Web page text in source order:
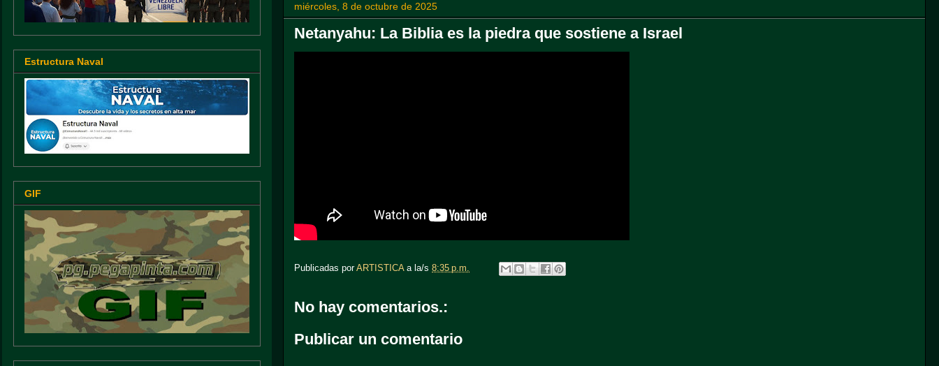
miércoles, 8 de octubre de 2025
Netanyahu: La Biblia es la piedra que sostiene a Israel
Publicadas porARTISTICA a la/s 8:35 p.m.
No hay comentarios.:
Publicar un comentario
Estructura Naval
GIF